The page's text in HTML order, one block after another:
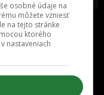
osobné údaje na
môžete vzniesť
na tejto stránke
ktorého
nastaveniach